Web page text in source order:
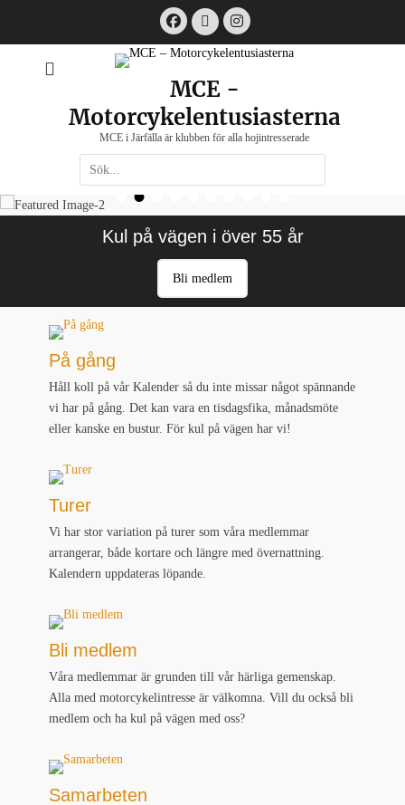
Facebook
EmailInstagram
MCE -
Motorcykelentusiasterna
MCE i Järfälla är klubben för alla hojintresserade
Sök
efter:
[label]
••••••••••
Kul på vägen i över 55 år
Bli medlem
På gång
Håll koll på vår Kalender så du inte missar något spännande
vi har på gång. Det kan vara en tisdagsfika, månadsmöte
eller kanske en bustur. För kul på vägen har vi!
Turer
Vi har stor variation på turer som våra medlemmar
arrangerar, både kortare och längre med övernattning.
Kalendern uppdateras löpande.
Bli medlem
Våra medlemmar är grunden till vår härliga gemenskap.
Alla med motorcykelintresse är välkomna. Vill du också bli
medlem och ha kul på vägen med oss?
Samarbeten